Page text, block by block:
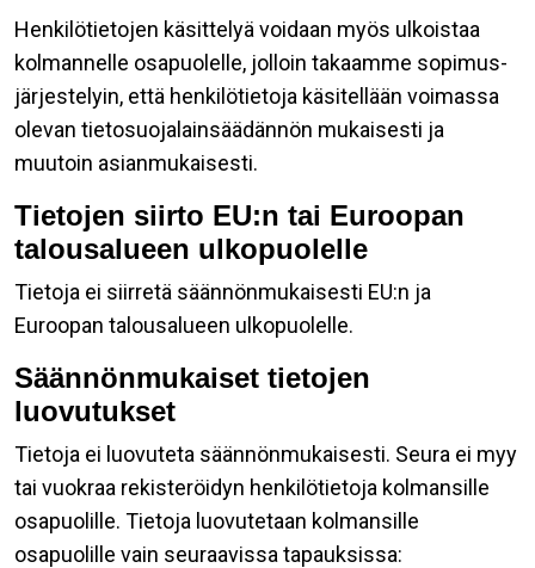
Henkilötietojen käsittelyä voidaan myös ulkoistaa
kolmannelle osapuolelle, jolloin takaamme sopimus-
järjestelyin, että henkilötietoja käsitellään voimassa
olevan tietosuojalainsäädännön mukaisesti ja
muutoin asianmukaisesti.
Tietojen siirto EU:n tai Euroopan
talousalueen ulkopuolelle
Tietoja ei siirretä säännönmukaisesti EU:n ja
Euroopan talousalueen ulkopuolelle.
Säännönmukaiset tietojen
luovutukset
Tietoja ei luovuteta säännönmukaisesti. Seura ei myy
tai vuokraa rekisteröidyn henkilötietoja kolmansille
osapuolille. Tietoja luovutetaan kolmansille
osapuolille vain seuraavissa tapauksissa: